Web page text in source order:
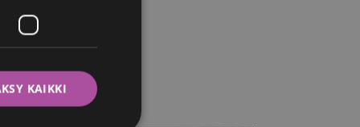
KAIKKI